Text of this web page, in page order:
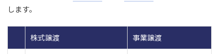
します。
株式譲渡 事業譲渡